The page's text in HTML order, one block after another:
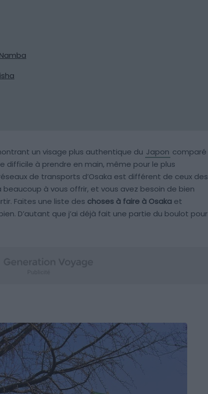
un visage plus authentique du Japon comparé
difficile à prendre en main, même pour le plus
de transports d’Osaka est différent de ceux des
beaucoup à vous offrir, et vous avez besoin de bien
Faites une liste des choses à faire à Osaka et
D’autant que j’ai déjà fait une partie du boulot pour